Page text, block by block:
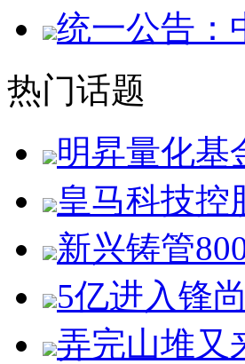
统一公告：
热门话题
明昇量化基
皇马科技控
新兴铸管
5亿进入锋
弄完山堆又